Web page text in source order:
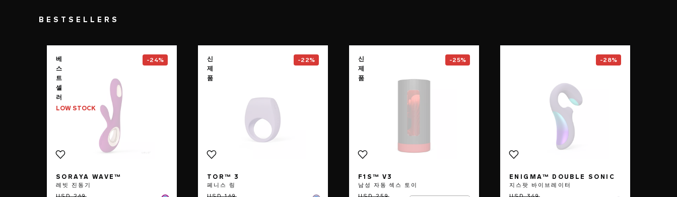
BESTSELLERS
베
스
트
셀
러
LOW STOCK
-24%
SORAYA WAVE™
레빗 진동기
신
제
품
-22%
TOR™ 3
페니스 링
신
제
품
-25%
F1S™ V3
남성 자동 섹스 토이
-28%
ENIGMA™ DOUBLE SONIC
지스팟 바이브레이터